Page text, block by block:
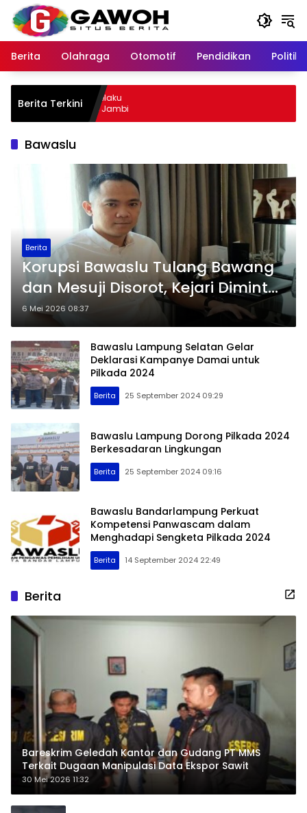
Langsung
konten
Berita
Olahraga Otomotif Pendidikan Politik
Berita Terkini
Kota Tangkap Pelaku
Sempat Kabur ke Jambi
Bawaslu
Berita
Korupsi Bawaslu Tulang Bawang
dan Mesuji Disorot, Kejari Diminta
Dalami Peran Komisioner
6 Mei 2026 08:37
Bawaslu Lampung Selatan Gelar
Deklarasi Kampanye Damai untuk
Pilkada 2024
Berita 25 September 2024 09:29
Bawaslu Lampung Dorong Pilkada 2024
Berkesadaran Lingkungan
Berita 25 September 2024 09:16
Bawaslu Bandarlampung Perkuat
Kompetensi Panwascam dalam
Menghadapi Sengketa Pilkada 2024
Berita 14 September 2024 22:49
Berita
Bareskrim Geledah Kantor dan Gudang PT MMS
Terkait Dugaan Manipulasi Data Ekspor Sawit
30 Mei 2026 11:32